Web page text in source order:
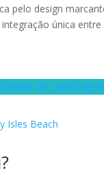
pelo design
única
do Jade